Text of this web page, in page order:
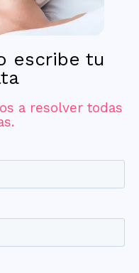
escribe tu
a resolver todas